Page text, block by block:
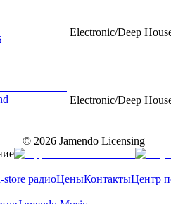
Electronic/Deep
Electronic/Deep
© 2026 Jamendo Licensing
store радиоЦеныКонтактыЦентр